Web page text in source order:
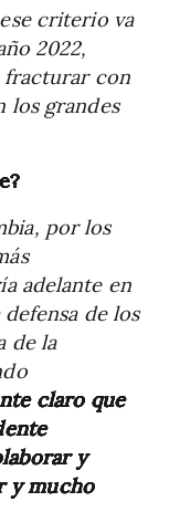
criterio va
2022,
fracturar con
los grandes
por los
adelante en
de los
de la
claro que
y
y mucho